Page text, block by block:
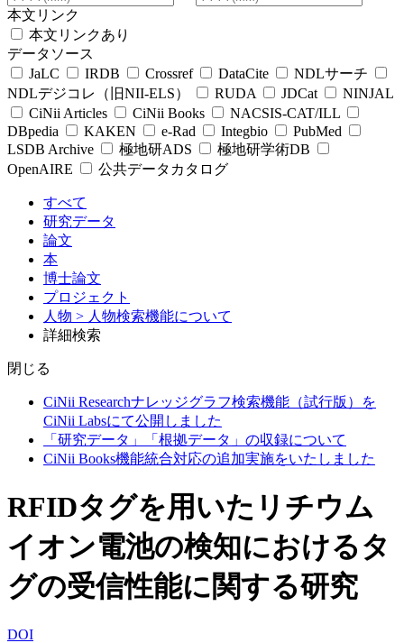
本文リンク
本文リンクあり
データソース
JaLC
IRDB Crossref DataCite
NDLサーチ
NDLデジコレ（旧NII-ELS）
RUDA JDCat
NINJAL
CiNii Articles
CiNii Books
NACSIS-CAT/ILL
DBpedia
KAKEN e-Rad Integbio
PubMed
LSDB Archive
極地研ADS
極地研学術DB
OpenAIRE
公共データカタログ
すべて
研究データ
論文
本
博士論文
プロジェクト
人物 > 人物検索機能について
詳細検索
閉じる
CiNii Researchナレッジグラフ検索機能（試行版）を
CiNii Labsにて公開しました
「研究データ」「根拠データ」の収録について
CiNii Books機能統合対応の追加実施をいたしました
RFIDタグを用いたリチウム
イオン電池の検知におけるタ
グの受信性能に関する研究
DOI